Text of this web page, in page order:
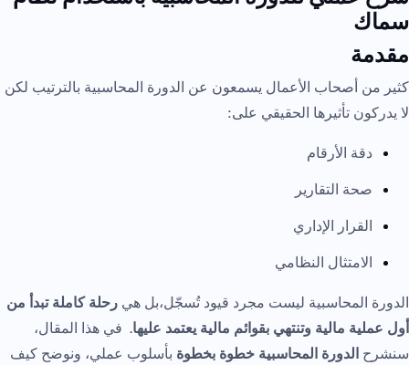
سماك
مقدمة
كثير من أصحاب الأعمال يسمعون عن الدورة المحاسبية بالترتيب لكن
لا يدركون تأثيرها الحقيقي على:
دقة الأرقام
صحة التقارير
القرار الإداري
الامتثال النظامي
الدورة المحاسبية ليست مجرد قيود تُسجّل،بل هي رحلة كاملة تبدأ من
أول عملية مالية وتنتهي بقوائم مالية يعتمد عليها. في هذا المقال،
سنشرح الدورة المحاسبية خطوة بخطوة بأسلوب عملي، ونوضح كيف